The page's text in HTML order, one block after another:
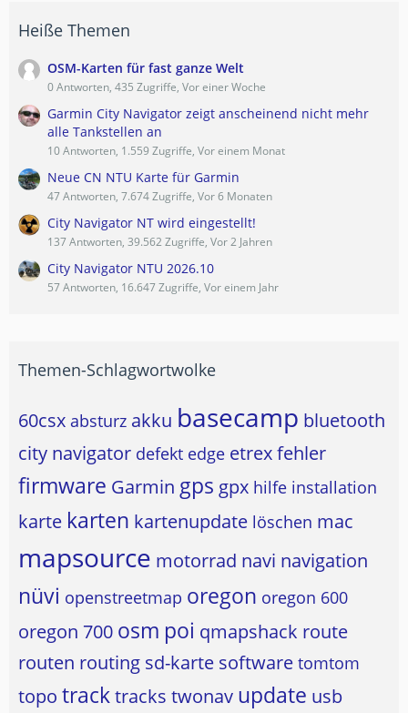
Heiße Themen
OSM-Karten für fast ganze Welt
0 Antworten, 435 Zugriffe, Vor einer Woche
Garmin City Navigator zeigt anscheinend nicht mehr
alle Tankstellen an
10 Antworten, 1.559 Zugriffe, Vor einem Monat
Neue CN NTU Karte für Garmin
47 Antworten, 7.674 Zugriffe, Vor 6 Monaten
City Navigator NT wird eingestellt!
137 Antworten, 39.562 Zugriffe, Vor 2 Jahren
City Navigator NTU 2026.10
57 Antworten, 16.647 Zugriffe, Vor einem Jahr
Themen-Schlagwortwolke
60csx absturz akku basecamp bluetooth
city navigator defekt edge etrexfehler
firmware Garmin gps gpx hilfe installation
karte karten kartenupdate löschen mac
mapsource motorrad navi navigation
nüvi openstreetmap oregon oregon 600
oregon 700 osm poi qmapshack route
routen routing sd-karte software tomtom
topo tracktracks twonav update usb